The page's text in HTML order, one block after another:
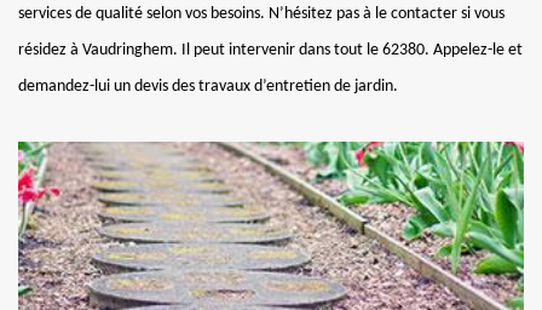
services de qualité selon vos besoins. N’hésitez pas à le contacter si vous
résidez à Vaudringhem. Il peut intervenir dans tout le 62380. Appelez-le et
demandez-lui un devis des travaux d’entretien de jardin.